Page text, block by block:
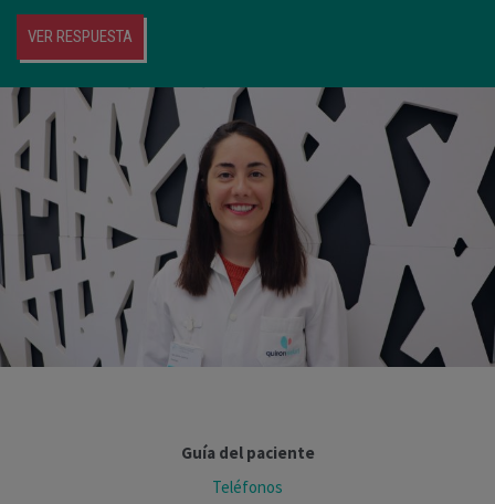
VER RESPUESTA
Guía del paciente
Teléfonos